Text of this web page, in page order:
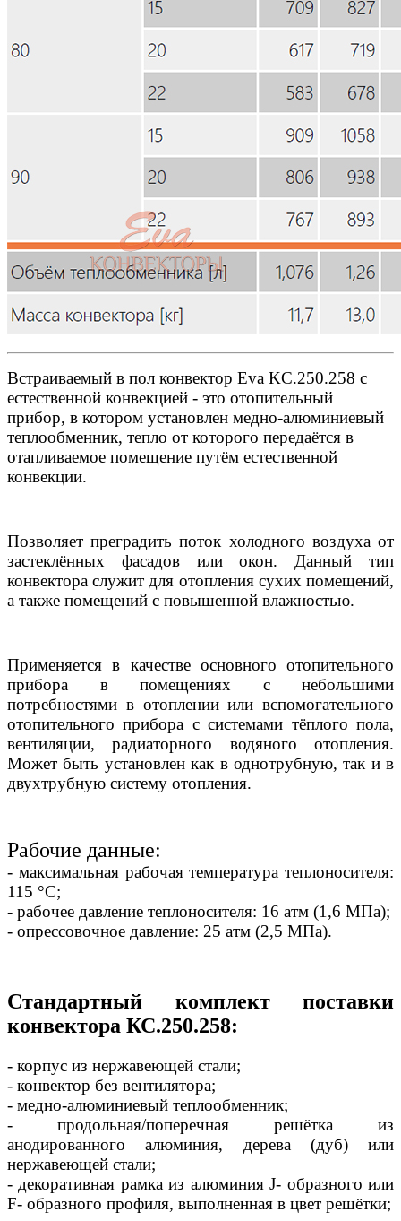
Встраиваемый в пол конвектор Eva KC.250.258 с
естественной конвекцией - это отопительный
прибор, в котором установлен медно-алюминиевый
теплообменник, тепло от которого передаётся в
отапливаемое помещение путём естественной
конвекции.
Позволяет преградить поток холодного воздуха от
застеклённых фасадов или окон. Данный тип
конвектора служит для отопления сухих помещений,
а также помещений с повышенной влажностью.
Применяется в качестве основного отопительного
прибора в помещениях с небольшими
потребностями в отоплении или вспомогательного
отопительного прибора с системами тёплого пола,
вентиляции, радиаторного водяного отопления.
Может быть установлен как в однотрубную, так и в
двухтрубную систему отопления.
Рабочие данные:
- максимальная рабочая температура теплоносителя:
115 °С;
- рабочее давление теплоносителя: 16 атм (1,6 МПа);
- опрессовочное давление: 25 атм (2,5 МПа).
Стандартный комплект поставки
конвектора КС.250.258:
- корпус из нержавеющей стали;
- конвектор без вентилятора;
- медно-алюминиевый теплообменник;
- продольная/поперечная решётка из
анодированного алюминия, дерева (дуб) или
нержавеющей стали;
- декоративная рамка из алюминия J- образного или
F- образного профиля, выполненная в цвет решётки;